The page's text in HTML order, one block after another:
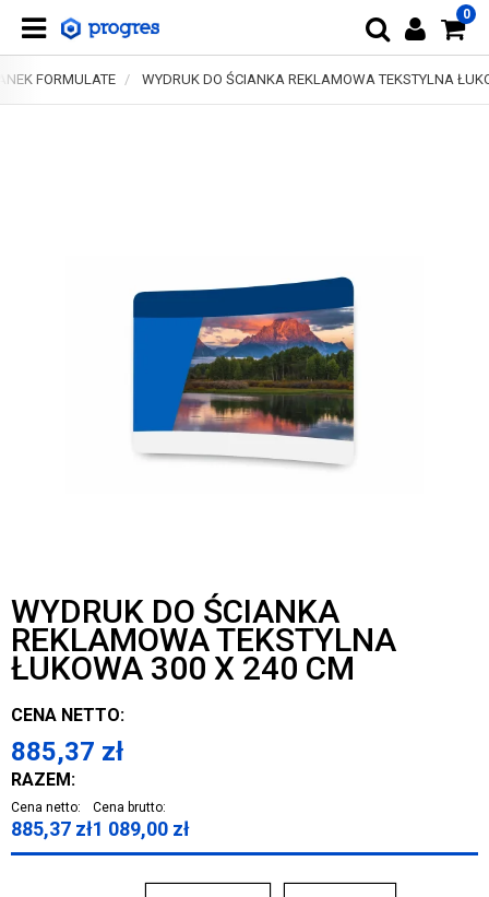
0
FORMULATE WYDRUK DO ŚCIANKA REKLAMOWA TEKSTYLNA
WYDRUK DO ŚCIANKA
REKLAMOWA TEKSTYLNA
ŁUKOWA 300 X 240 CM
CENA NETTO:
885,37 zł
RAZEM:
Cena netto:
885,37 zł
Cena brutto:
1 089,00 zł